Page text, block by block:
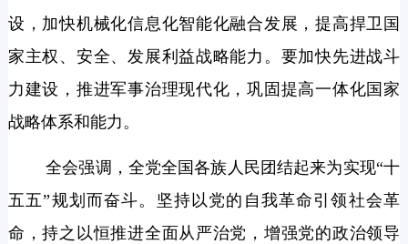
设，加快机械化信息化智能化融合发展，提高捍卫国
家主权、安全、发展利益战略能力。要加快先进战斗
力建设，推进军事治理现代化，巩固提高一体化国家
战略体系和能力。
全会强调，全党全国各族人民团结起来为实现“十
五五”规划而奋斗。坚持以党的自我革命引领社会革
命，持之以恒推进全面从严治党，增强党的政治领导